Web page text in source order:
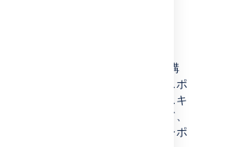
ト スキーマでは、エクスポートの構
ます。エクスポートが以前のエクスポ
構造になることがわかるように、スキ
ョンを管理します。これによって、
に基づいてダッシュボードまたはレポ